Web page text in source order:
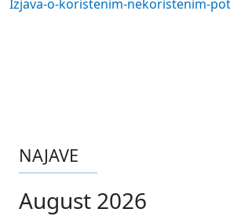
Izjava-o-koristenim-nekoristenim-
NAJAVE
August 2026